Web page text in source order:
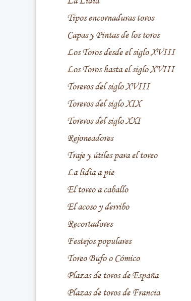
Tipos encornaduras toros
Capas y Pintas de los toros
Los Toros desde el siglo XVIII
Los Toros hasta el siglo XVIII
Toreros del siglo XVIII
Toreros del siglo XIX
Toreros del siglo XXI
Rejoneadores
Traje y útiles para el toreo
La lidia a pie
El toreo a caballo
El acoso y derribo
Recortadores
Festejos populares
Toreo Bufo o Cómico
Plazas de toros de España
Plazas de toros de Francia